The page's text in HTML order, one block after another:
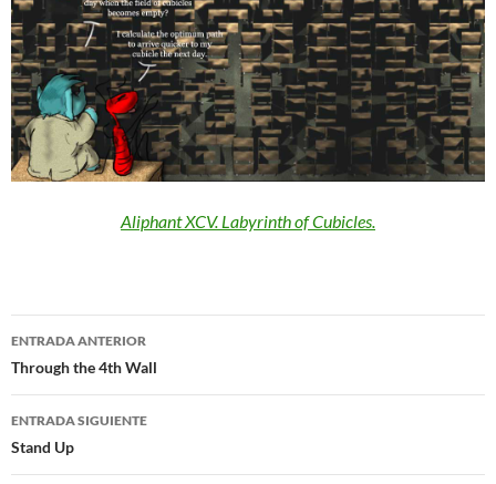
Aliphant XCV. Labyrinth of Cubicles.
Navegación
de
entradas
ENTRADA ANTERIOR
Through the 4th Wall
ENTRADA SIGUIENTE
Stand Up